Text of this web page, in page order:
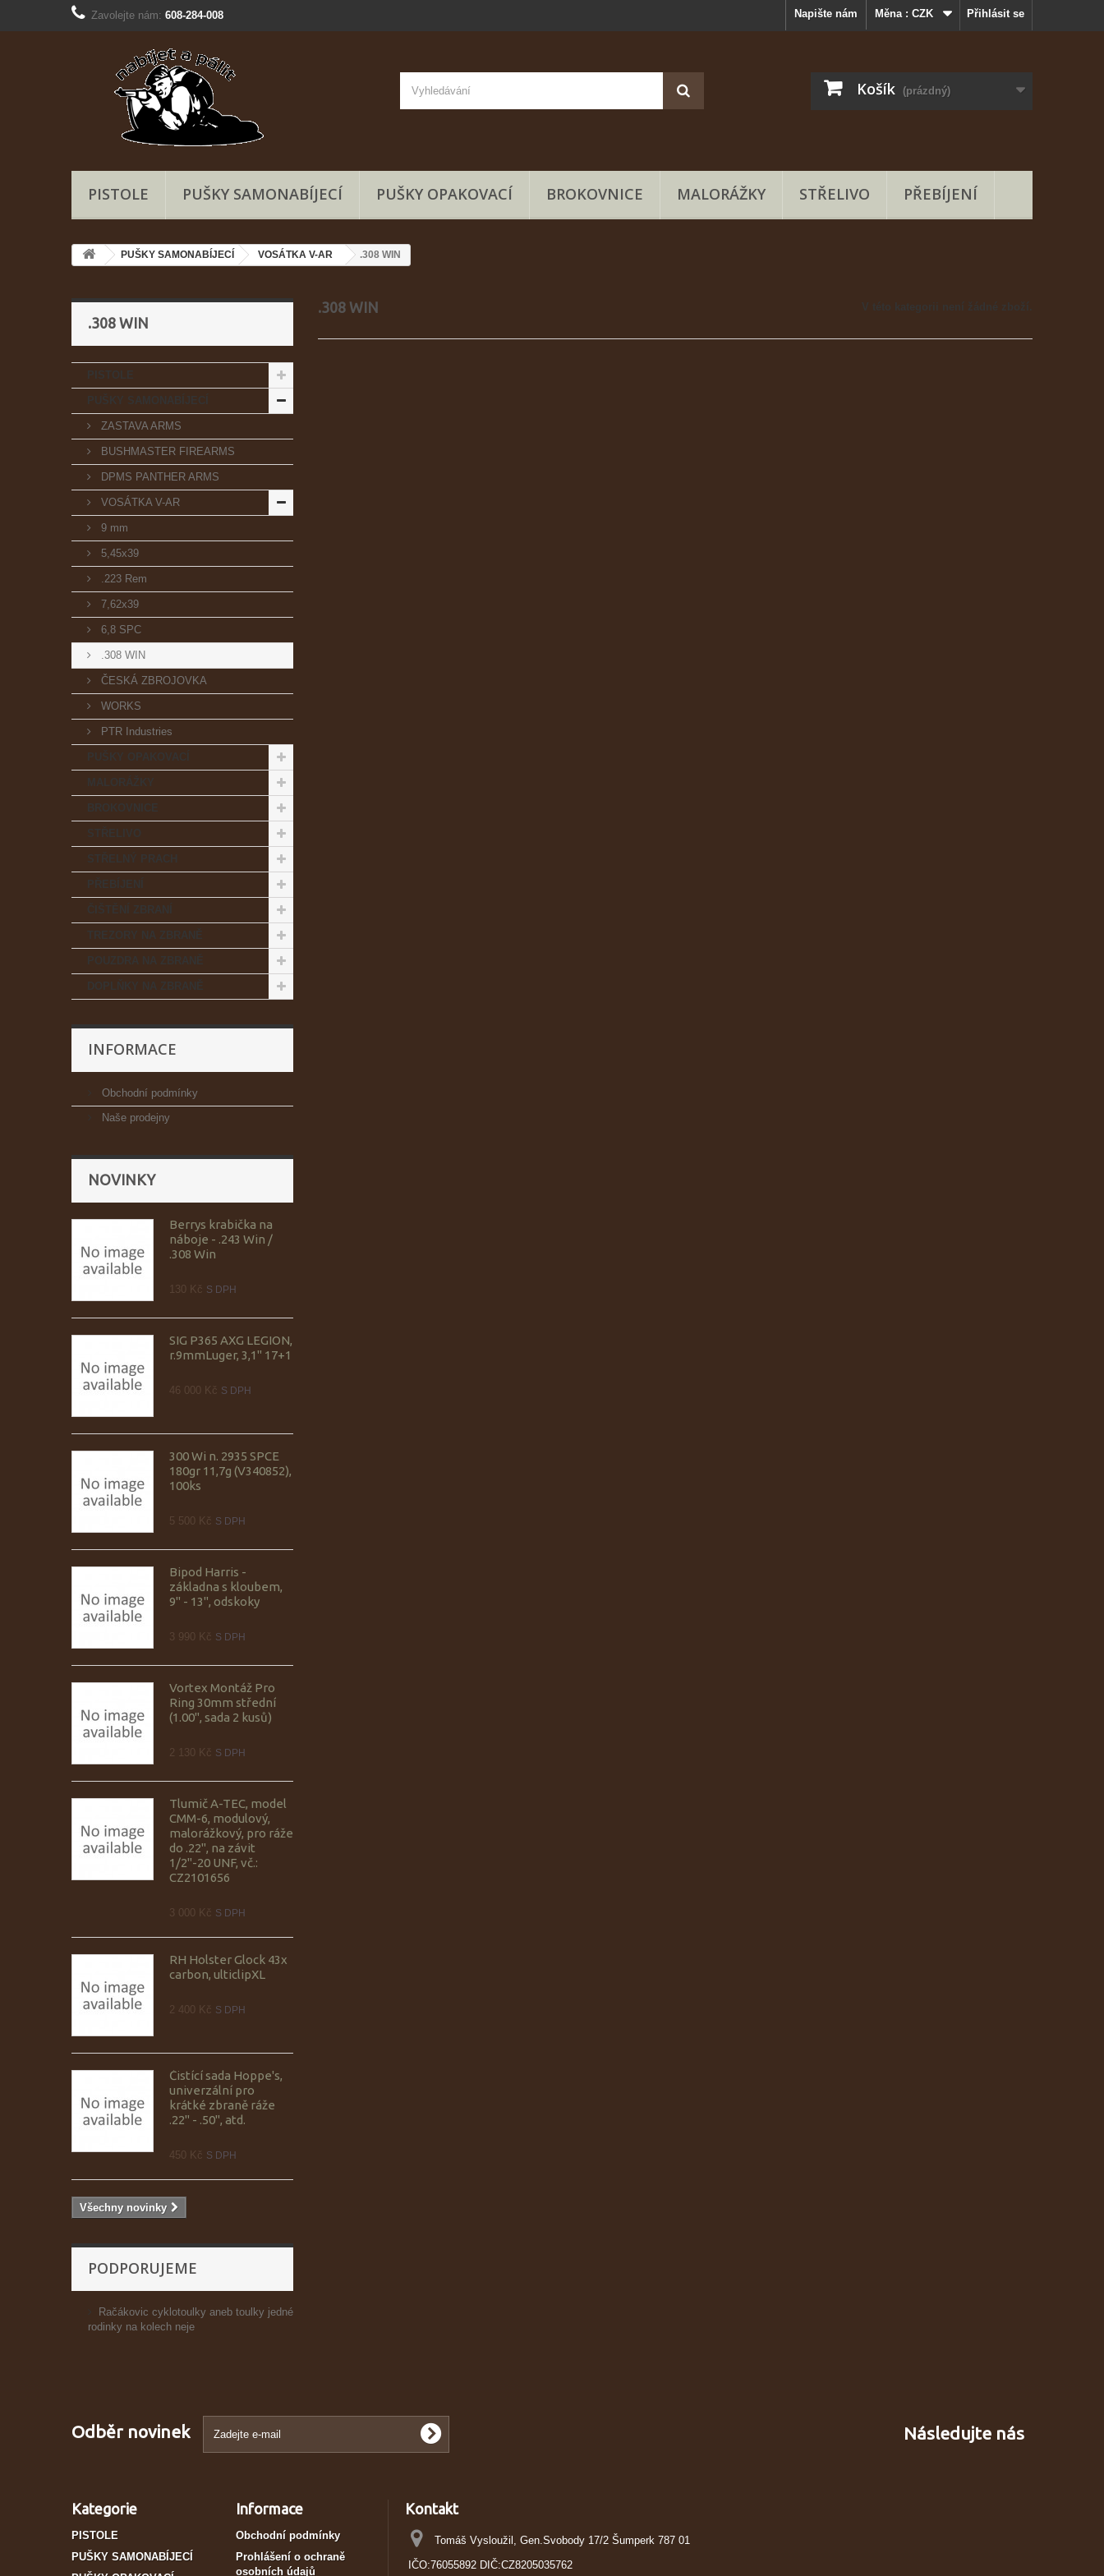
Přihlásit se
Měna : CZK
Napište nám
Zavolejte nám: 608-284-008
Košík (prázdný)
PISTOLE PUŠKY SAMONABÍJECÍ PUŠKY OPAKOVACÍ BROKOVNICE MALORÁŽKY STŘELIVO PŘEBÍJENÍ
PUŠKY SAMONABÍJECÍ VOSÁTKA V-AR .308 WIN
.308 WIN
PISTOLE
PUŠKY SAMONABÍJECÍ
ZASTAVA ARMS
BUSHMASTER FIREARMS
DPMS PANTHER ARMS
VOSÁTKA V-AR
9 mm
5,45x39
.223 Rem
7,62x39
6,8 SPC
.308 WIN
ČESKÁ ZBROJOVKA
WORKS
PTR Industries
PUŠKY OPAKOVACÍ
MALORÁŽKY
BROKOVNICE
STŘELIVO
STŘELNÝ PRACH
PŘEBÍJENÍ
ČIŠTĚNÍ ZBRANÍ
TREZORY NA ZBRANĚ
POUZDRA NA ZBRANĚ
DOPLŇKY NA ZBRANĚ
INFORMACE
Obchodní podmínky
Naše prodejny
NOVINKY
Berrys krabička na
náboje - .243 Win /
.308 Win
130 Kč S DPH
SIG P365 AXG LEGION,
r.9mmLuger, 3,1" 17+1
46 000 Kč S DPH
300 Wi n. 2935 SPCE
180gr 11,7g (V340852),
100ks
5 500 Kč S DPH
Bipod Harris -
základna s kloubem,
9" - 13", odskoky
3 990 Kč S DPH
Vortex Montáž Pro
Ring 30mm střední
(1.00", sada 2 kusů)
2 130 Kč S DPH
Tlumič A-TEC, model
CMM-6, modulový,
malorážkový, pro ráže
do .22", na závit
1/2"-20 UNF, vč.:
CZ2101656
3 000 Kč S DPH
RH Holster Glock 43x
carbon, ulticlipXL
2 400 Kč S DPH
Čistící sada Hoppe's,
univerzální pro
krátké zbraně ráže
.22" - .50", atd.
450 Kč S DPH
Všechny novinky
PODPORUJEME
Račákovic cyklotoulky aneb toulky jedné
rodinky na kolech neje
.308 WIN V této kategorii není žádné zboží.
Odběr novinek Následujte nás
Kategorie
PISTOLE
PUŠKY SAMONABÍJECÍ
Informace
Obchodní podmínky
Prohlášení o ochraně
osobních údajů
Kontakt
Tomáš Vysloužil, Gen.Svobody 17/2 Šumperk 787 01
IČO:76055892 DIČ:CZ8205035762